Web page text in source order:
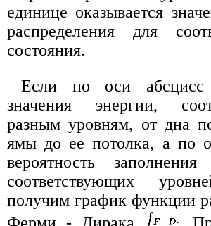
единице оказывается
распределения для
состояния.
Если по оси абсцисс
значения энергии,
разным уровням, от дна
ямы до ее потолка, а по
вероятность заполнения
соответствующих
получим график функции
Ферми - Дирака